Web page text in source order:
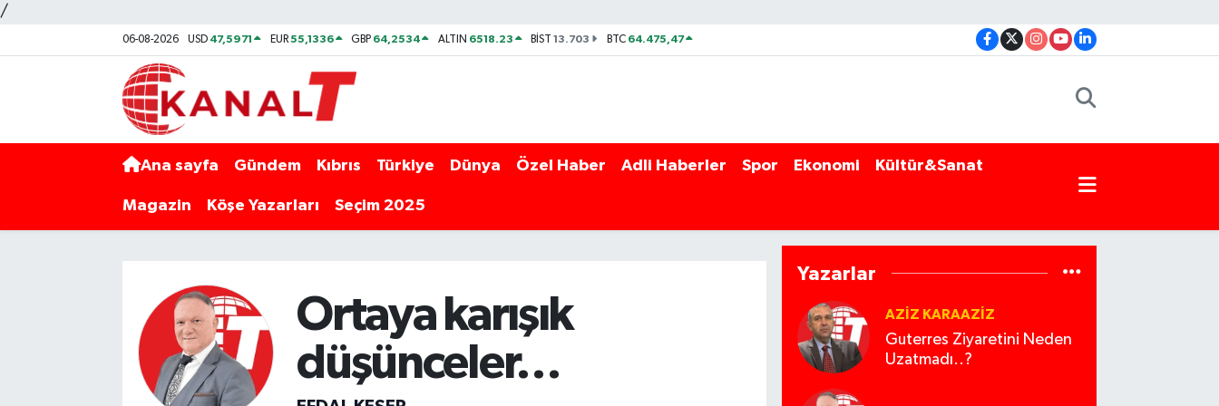
/
06-08-2026 USD 47,5971 EUR55,1336 GBP 64,2534 ALTIN 6518.23 BİST13.703 BTC 64.475,47
Ana sayfa Gündem Kıbrıs Türkiye Dünya Özel Haber Adli Haberler Spor Ekonomi Kültür&Sanat
Magazin Köşe Yazarları Seçim 2025
Ortaya karışık
düşünceler…
Yazarlar
AZIZ KARAAZIZ
Guterres Ziyaretini Neden
Uzatmadı..?